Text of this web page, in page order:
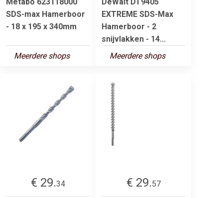
SDS-max Hamerboor
- 18 x 195 x 340mm
Meerdere shops
EXTREME SDS-Max
Hamerboor - 2
snijvlakken - 14...
Meerdere shops
€ 29.34
€ 29.57